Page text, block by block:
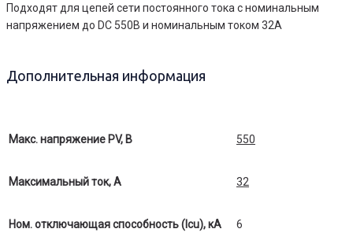
Подходят для цепей сети постоянного тока с номинальным
напряжением до DC 550В и номинальным током 32A
Дополнительная информация
Макс. напряжение PV, В 550
Максимальный ток, А 32
Ном. отключающая способность (Icu), кА 6